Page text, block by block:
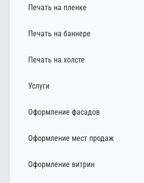
Печать на пленке
Печать на баннере
Печать на холсте
Услуги
Оформление фасадов
Оформление мест продаж
Оформление витрин